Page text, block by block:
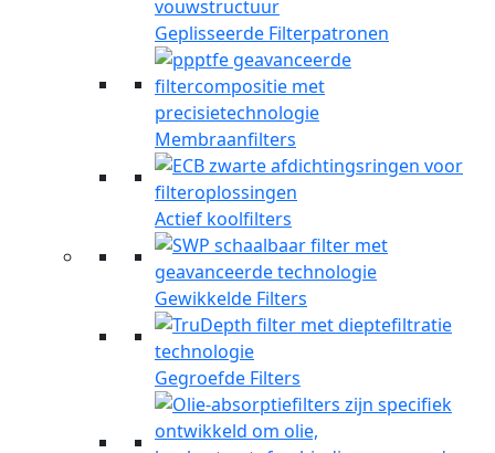
Geplisseerde Filterpatronen
Membraanfilters
Actief koolfilters
Gewikkelde Filters
Gegroefde Filters